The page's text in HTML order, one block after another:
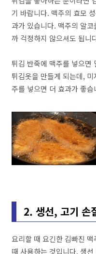
기 바랍니다. 맥주의 효모
과가 있습니다. 맥주의 알
까 걱정하지 않으셔도 됩니
튀김 반죽에 맥주를 넣으면
튀김옷을 만들게 되는데,
주를 넣으면 더 효과가 좋습
2. 생선, 고기 손
요리할 때 요긴한 김빠진
때 사용하는 것입니다. 생